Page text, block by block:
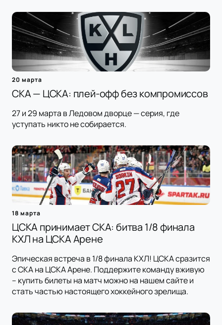
20 марта
СКА — ЦСКА: плей-офф без компромиссов
27 и 29 марта в Ледовом дворце — серия, где
уступать никто не собирается.
18 марта
ЦСКА принимает СКА: битва 1/8 финала
КХЛ на ЦСКА Арене
Эпическая встреча в 1/8 финала КХЛ! ЦСКА сразится
с СКА на ЦСКА Арене. Поддержите команду вживую
– купить билеты на матч можно на нашем сайте и
стать частью настоящего хоккейного зрелища.